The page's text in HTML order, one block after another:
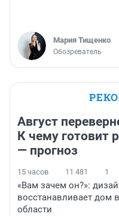
Мария Тищенко
Обозреватель
Август
К чему готовит
— прогноз
15 часов 11 481 1
«Вам зачем он?»:
восстанавливает дом
области